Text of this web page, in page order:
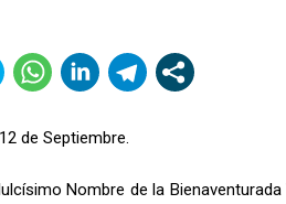
de Septiembre.
Nombre de la